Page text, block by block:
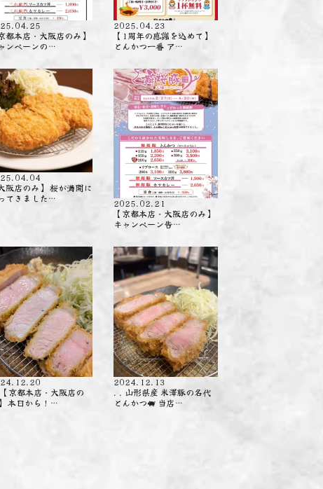
都本店・大阪店のみ】
ンペーンの…
2025.04.23
【1周年の感謝を込めて】
とんかつ一番 ア…
阪店のみ】 桜が満開に
てきました…
2025.02.21
【京都本店・大阪店のみ】
キャンペーン告…
京都本店・大阪店の
本日から！…
2024.12.13
. . 山形県産 米澤豚の名代
とんかつ🐖 当店…